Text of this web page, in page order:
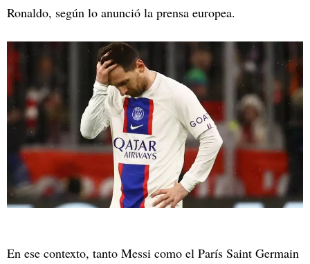
Ronaldo, según lo anunció la prensa europea.
En ese contexto, tanto Messi como el París Saint Germain